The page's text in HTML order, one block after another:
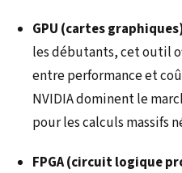
GPU (cartes
les débutants, cet outil
entre performance et
NVIDIA dominent le
pour les calculs massifs
FPGA (circuit logique